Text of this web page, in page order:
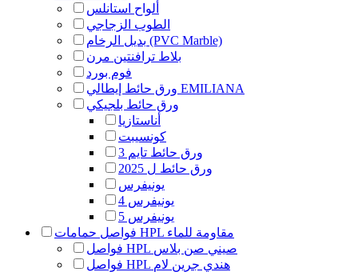
ألواح استانلس
الطوب الزجاجي
بديل الرخام (PVC Marble)
بلاط ترافنتين مرن
فوم بورد
ورق حائط إيطالي EMILIANA
ورق حائط بلجيكي
أناستازيا
كونسيبت
ورق حائط تايم 3
ورق حائط ل 2025
يونيفرس
يونيفرس 4
يونيفرس 5
فواصل حمامات HPL مقاومة للماء
فواصل HPL صيني صن بلاس
فواصل HPL هندي جرين لام